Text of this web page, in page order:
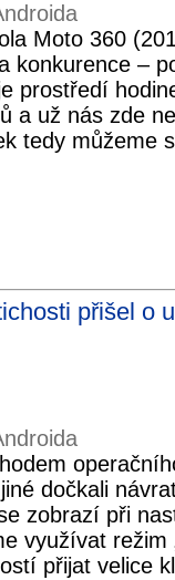
Moto 360
konkurence –
prostředí
a už nás zde
tedy můžeme
přišel o
dočkali
zobrazí při
využívat režim
přijat velice